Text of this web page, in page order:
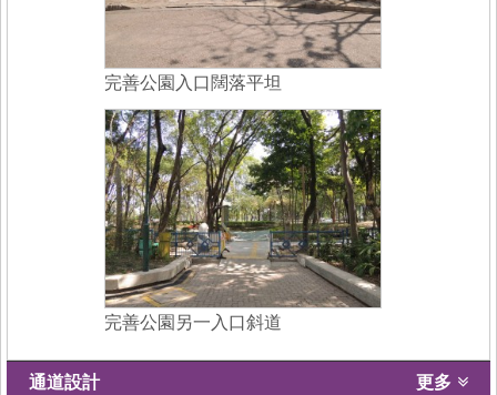
完善公園入口闊落平坦
完善公園另一入口斜道
通道設計 更多